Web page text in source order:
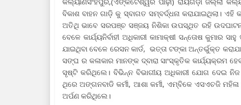
ବିକାଶ ବାହନ ଗାଡ଼ି କୁ ସ୍ବାଗତ ସମ୍ବର୍ଦ୍ଧନା କରାଯାଇଥିଲା।
ଅତିଥି ଭାବେ ସରପଞ୍ଚ ସଞ୍ଜୟ ନିଶିକା ଉପସ୍ଥିତ ରହି
ବେଳେ କାର୍ଯ୍ୟନିର୍ବାହୀ ଅଧିକାରୀ କାମାକ୍ଷୀ ସନ୍ତୋଷ
ଯାଇଥିବା ବେଳେ ରେସନ କାର୍ଡ, ଭତ୍ତା ଟଙ୍କା ଅନ୍ତର୍ଭୁକ୍ତ
ସଙ୍ଘ ର କଳାକାର ମାନଙ୍କ ଦ୍ବାରା ସାଂସ୍କୃତିକ କାର୍ଯ୍ୟକ୍ରମ
ସୃଷ୍ଟି କରିଥିଲେ। ବିଭିନ୍ନ ବିଭାଗୀୟ ଅଧିକାରୀ ଯୋଗ ଦେଇ
ଥିରେ ଅଙ୍ଗନବାଡି କର୍ମୀ, ଆଶା କର୍ମୀ, ଏମ୍ବିକେ ଏସଏଚଜି
ଅର୍ପଣ କରିଥିଲେ।